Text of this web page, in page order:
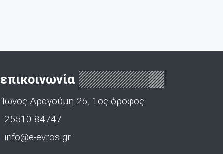
επικοινωνία
Ίωνος Δραγούμη 26, 1ος όροφος
25510 84747
info@e-evros.gr